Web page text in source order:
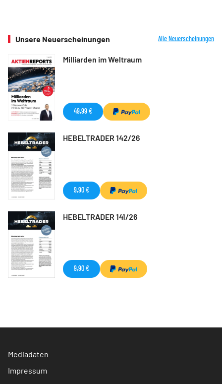
Unsere Neuerscheinungen Alle Neuerscheinungen
Milliarden im Weltraum
49,99 €
HEBELTRADER 142/26
9,90 €
HEBELTRADER 141/26
9,90 €
Mediadaten
Impressum